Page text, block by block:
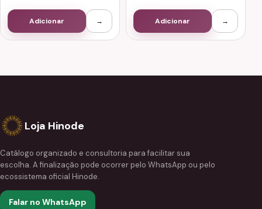
Adicionar → Adicionar →
Loja Hinode
Catálogo organizado e consultoria para facilitar sua
escolha. A finalização pode ocorrer pelo WhatsApp ou pelo
ecossistema oficial Hinode.
Falar no WhatsApp